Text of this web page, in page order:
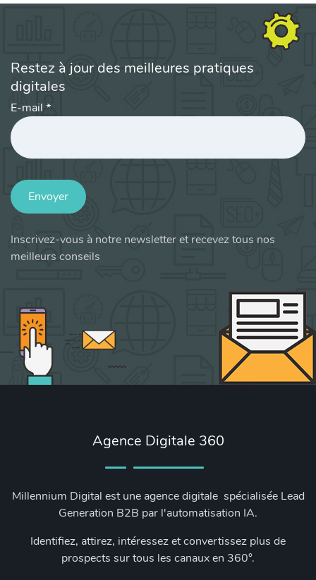
Restez à jour des meilleures pratiques
digitales
E-mail *
Envoyer
Inscrivez-vous à notre newsletter et recevez tous nos
meilleurs conseils
Agence Digitale 360
Millennium Digital est une agence digitale spécialisée Lead
Generation B2B par l'automatisation IA.
Identifiez, attirez, intéressez et convertissez plus de
prospects sur tous les canaux en 360°.